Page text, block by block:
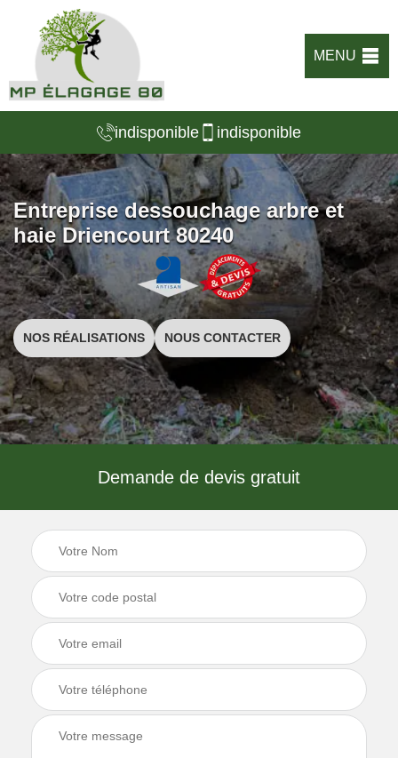
MENU
indisponible indisponible
Entreprise dessouchage arbre et
haie Driencourt 80240
NOS RÉALISATIONS NOUS CONTACTER
Demande de devis gratuit